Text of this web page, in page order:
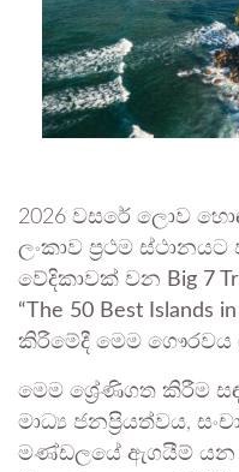
2026 වසරේ ලොව
ලංකාව ප්‍රථම
වේදිකාවක් වන Big 7
“The 50 Best Islands
කිරීමේදී මෙම ගෞරවය
මෙම ශ්‍රේණිගත කිරීම
මාධ්‍ය ජනප්‍රියත්වය,
මණ්ඩලයේ ඇගයීම් යන